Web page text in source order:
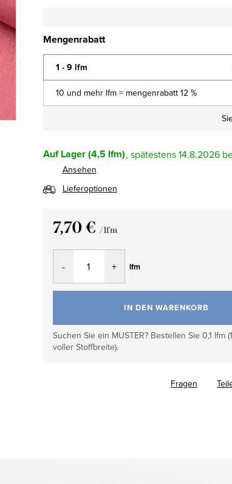
Mengenrabatt
1 - 9 lfm
10 und mehr lfm = mengenrabatt 12 %
Auf Lager(4,5 lfm) 14.8.2026
Ansehen
Lieferoptionen
7,70 € / lfm
Verkaufspreis:
lfm
IN DEN WARENKORB
Suchen Sie ein MUSTER? Bestellen Sie 0,1 lfm
voller Stoffbreite).
Fragen